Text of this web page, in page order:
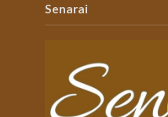
Senarai